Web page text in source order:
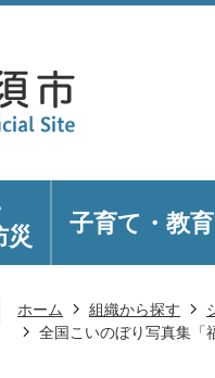
災 子育て・教育
ホーム 組織から探す
全国こいのぼり写真集「